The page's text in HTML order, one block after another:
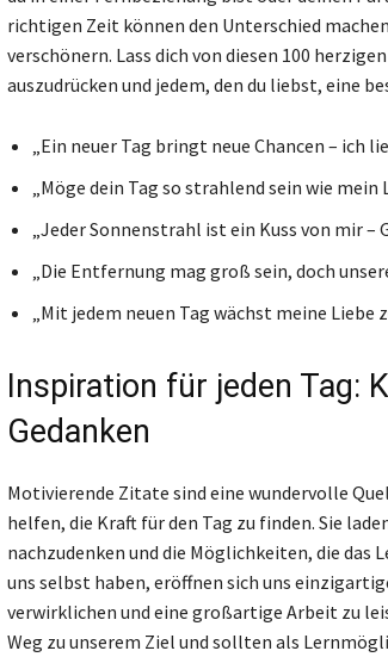
richtigen Zeit können den Unterschied
verschönern. Lass dich von diesen 100
auszudrücken und jedem, den du liebst, eine
„Ein neuer Tag bringt neue Chancen – ich
„Möge dein Tag so strahlend sein wie mein
„Jeder Sonnenstrahl ist ein Kuss von mir –
„Die Entfernung mag groß sein, doch
„Mit jedem neuen Tag wächst meine
Inspiration für jeden Tag:
Gedanken
Motivierende Zitate sind eine wundervolle
helfen, die Kraft für den Tag zu finden. Sie
nachzudenken und die Möglichkeiten, die das
uns selbst haben, eröffnen sich uns
verwirklichen und eine großartige Arbeit zu
Weg zu unserem Ziel und sollten als